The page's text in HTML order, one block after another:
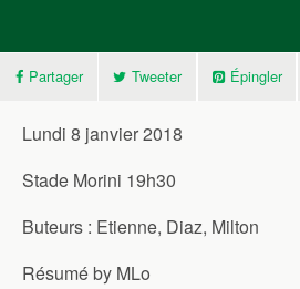
Partager Tweeter Épingler
Lundi 8 janvier 2018
Stade Morini 19h30
Buteurs : Etienne, Diaz, Milton
Résumé by MLo